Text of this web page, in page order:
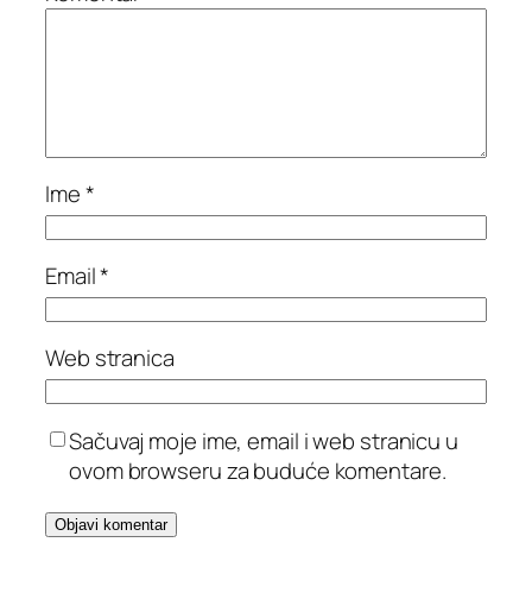
Ime*
Email*
Web stranica
Sačuvaj moje ime, email i web stranicu u
ovom browseru za buduće komentare.